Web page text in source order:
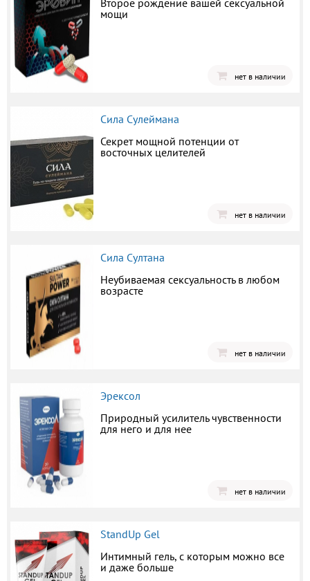
Второе рождение вашей сексуальной
мощи
нет в наличии
Сила Сулеймана
Секрет мощной потенции от
восточных целителей
нет в наличии
Сила Султана
Неубиваемая сексуальность в любом
возрасте
нет в наличии
Эрексол
Природный усилитель чувственности
для него и для нее
нет в наличии
StandUp Gel
Интимный гель, с которым можно все
и даже больше